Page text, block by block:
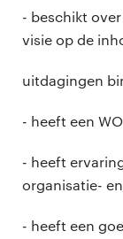
- beschikt
visie op de
uitdagingen
- heeft een
- heeft
organisatie-
- heeft een